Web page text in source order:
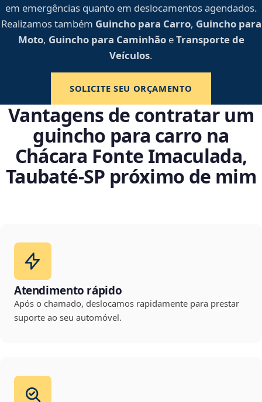
em emergências quanto em deslocamentos agendados.
Realizamos também Guincho para Carro, Guincho para
Moto, Guincho para CaminhãoeTransporte de
Veículos.
SOLICITE SEU ORÇAMENTO
Vantagens de contratar um
guincho para carro na
Chácara Fonte Imaculada,
Taubaté‑SP próximo de mim
Atendimento rápido
Após o chamado, deslocamos rapidamente para prestar
suporte ao seu automóvel.